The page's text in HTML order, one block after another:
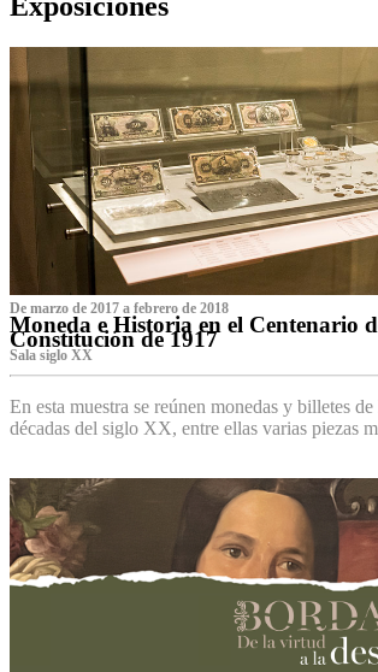
De marzo de 2017 a febrero de 2018
Moneda e Historia en el Centenario
Constitución de 1917
Sala siglo XX
En esta muestra se reúnen monedas y billetes
décadas del siglo XX, entre ellas varias piezas